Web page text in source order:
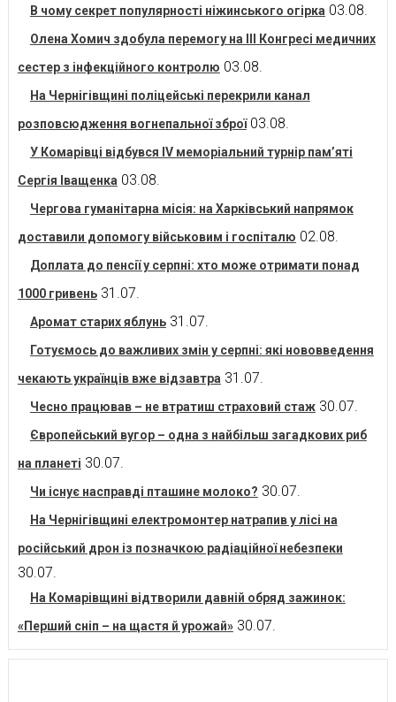
В чому секрет популярності ніжинського огірка 03.08.
Олена Хомич здобула перемогу на ІІІ Конгресі медичних
сестер з інфекційного контролю 03.08.
На Чернігівщині поліцейські перекрили канал
розповсюдження вогнепальної зброї 03.08.
У Комарівці відбувся IV меморіальний турнір пам’яті
Сергія Іващенка 03.08.
Чергова гуманітарна місія: на Харківський напрямок
доставили допомогу військовим і госпіталю 02.08.
Доплата до пенсії у серпні: хто може отримати понад
1000 гривень 31.07.
Аромат старих яблунь 31.07.
Готуємось до важливих змін у серпні: які нововведення
чекають українців вже відзавтра 31.07.
Чесно працював – не втратиш страховий стаж 30.07.
Європейський вугор – одна з найбільш загадкових риб
на планеті 30.07.
Чи існує насправді пташине молоко? 30.07.
На Чернігівщині електромонтер натрапив у лісі на
російський дрон із позначкою радіаційної небезпеки
30.07.
На Комарівщині відтворили давній обряд зажинок:
«Перший сніп – на щастя й урожай» 30.07.